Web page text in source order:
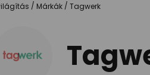
Márkák Tagwerk